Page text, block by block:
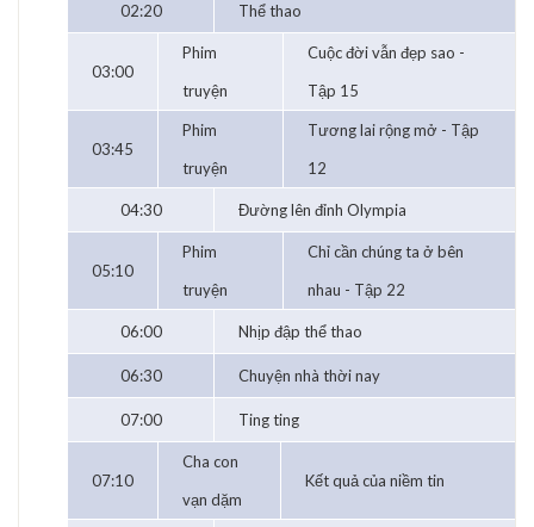
02:20 Thể thao
03:00
Phim
truyện
Cuộc đời vẫn đẹp sao -
Tập 15
03:45
Phim
truyện
Tương lai rộng mở - Tập
12
04:30 Đường lên đỉnh Olympia
05:10
Phim
truyện
Chỉ cần chúng ta ở bên
nhau - Tập 22
06:00 Nhịp đập thể thao
06:30 Chuyện nhà thời nay
07:00 Ting ting
07:10
Cha con
vạn dặm
Kết quả của niềm tin